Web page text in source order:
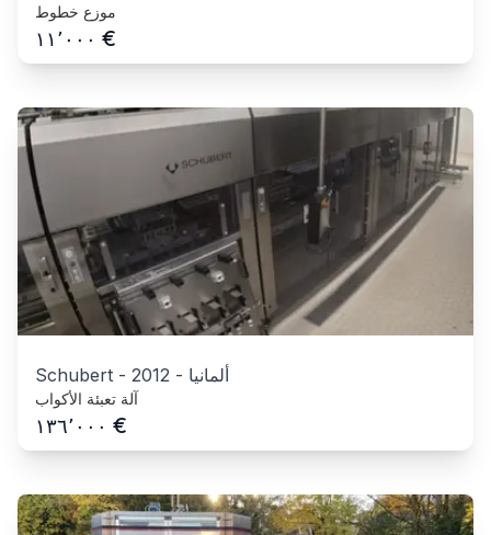
موزع خطوط
١١٬٠٠٠ €
Schubert - 2012 - ألمانيا
آلة تعبئة الأكواب
١٣٦٬٠٠٠ €